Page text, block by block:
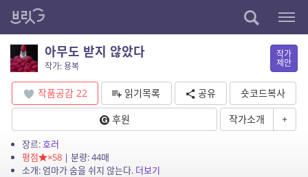
아무도 받지 않았다
작가: 용복
작가
제안
작품공감 22 읽기목록 공유
숏코드복사
후원
작가소개 +
장르:호러
평점
×58| 분량: 44매
소개: 엄마가 숨을 쉬지 않는다. 더보기